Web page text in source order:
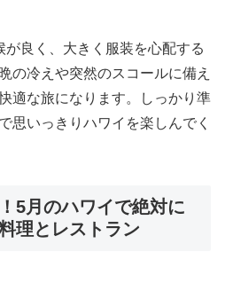
良く、大きく服装を心配する
の冷えや突然のスコールに備え
適な旅になります。しっかり準
思いっきりハワイを楽しんでく
5月のハワイで絶対に
理とレストラン